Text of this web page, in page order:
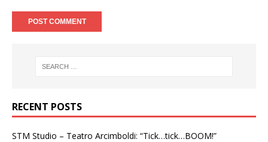
RECENT POSTS
STM Studio – Teatro Arcimboldi: “Tick…tick…BOOM!”